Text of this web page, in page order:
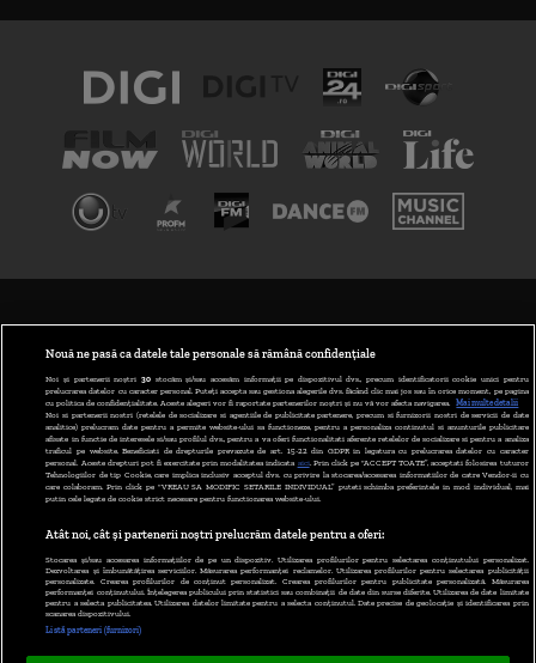
ABONARE DIGI TV
GESTIONAȚI PREFERINȚELE
CODUL DIGI24
CAMERE WEB
CONTACT/INFO
Nouă ne pasă ca datele tale personale să rămână confidențiale
Noi și partenerii noștri 30stocăm și/sau accesăm informații pe dispozitivul dvs., precum identificatorii cookie unici pentru
prelucrarea datelor cu caracter personal. Puteți accepta sau gestiona alegerile dvs. făcând clic mai jos sau în orice moment, pe pagina
cu politica de confidențialitate. Aceste alegeri vor fi raportate partenerilor noștri și nu vă vor afecta navigarea.
Mai multe detalii
Noi si partenerii nostri (retelele de socializare si agentiile de publicitate partenere, precum si furnizorii nostri de servicii de date
analitice) prelucram date pentru a permite website-ului sa functioneze, pentru a personaliza continutul si anunturile publicitare
afisate in functie de interesele si/sau profilul dvs., pentru a va oferi functionalitati aferente retelelor de socializare si pentru a analiza
traficul pe website. Beneficiati de drepturile prevazute de art. 15-22 din GDPR in legatura cu prelucrarea datelor cu caracter
personal. Aceste drepturi pot fi exercitate prin modalitatea indicata aici. Prin click pe “ACCEPT TOATE”, acceptati folosirea tuturor
Tehnologiilor de tip Cookie, care implica inclusiv acceptul dvs. cu privire la stocarea/accesarea informatiilor de catre Vendor-ii cu
care colaboram. Prin click pe “VREAU SA MODIFIC SETARILE INDIVIDUAL” puteti schimba preferintele in mod individual, mai
putin cele legate de cookie strict necesare pentru functionarea website-ului.
Atât noi, cât și partenerii noștri prelucrăm datele pentru a oferi:
Stocarea și/sau accesarea informațiilor de pe un dispozitiv. Utilizarea profilurilor pentru selectarea conținutului personalizat.
Dezvoltarea și îmbunătățirea serviciilor. Măsurarea performanței reclamelor. Utilizarea profilurilor pentru selectarea publicității
personalizate. Crearea profilurilor de conținut personalizat. Crearea profilurilor pentru publicitate personalizată. Măsurarea
performanței conținutului. Înțelegerea publicului prin statistici sau combinații de date din surse diferite. Utilizarea de date limitate
pentru a selecta publicitatea. Utilizarea datelor limitate pentru a selecta conținutul. Date precise de geolocație și identificarea prin
scanarea dispozitivului.
Listă parteneri (furnizori)